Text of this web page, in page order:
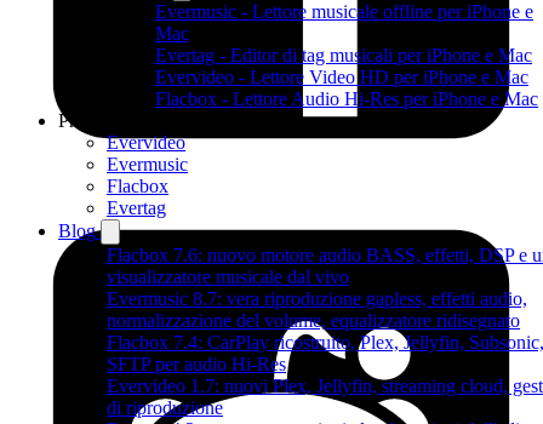
Evermusic - Lettore musicale offline per iPhone e
Mac
Evertag - Editor di tag musicali per iPhone e Mac
Evervideo - Lettore Video HD per iPhone e Mac
Flacbox - Lettore Audio Hi-Res per iPhone e Mac
Prodotti
Evervideo
Evermusic
Flacbox
Evertag
Blog
Flacbox 7.6: nuovo motore audio BASS, effetti, DSP e
visualizzatore musicale dal vivo
Evermusic 8.7: vera riproduzione gapless, effetti audio,
normalizzazione del volume, equalizzatore ridisegnato
Flacbox 7.4: CarPlay ricostruito, Plex, Jellyfin, Subsonic,
SFTP per audio Hi-Res
Evervideo 1.7: nuovi Plex, Jellyfin, streaming cloud,
di riproduzione